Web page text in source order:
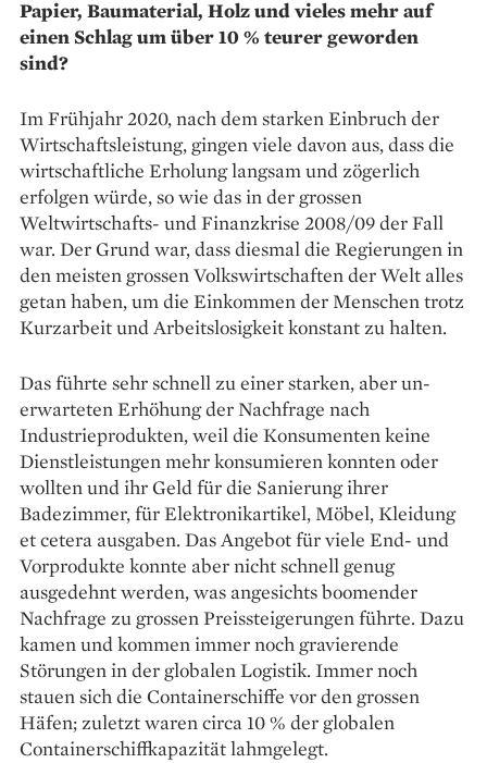
Papier, Baumaterial, Holz und vieles mehr auf
einen Schlag um über 10 % teurer geworden
sind?
Im Frühjahr 2020, nach dem starken Einbruch der
Wirtschaftsleistung, gingen viele davon aus, dass die
wirtschaftliche Erholung langsam und zögerlich
erfolgen würde, so wie das in der grossen
Weltwirtschafts- und Finanzkrise 2008/09 der Fall
war. Der Grund war, dass diesmal die Regierungen in
den meisten grossen Volkswirtschaften der Welt alles
getan haben, um die Einkommen der Menschen trotz
Kurzarbeit und Arbeitslosigkeit konstant zu halten.
Das führte sehr schnell zu einer starken, aber un­
erwarteten Erhöhung der Nachfrage nach
Industrieprodukten, weil die Konsumenten keine
Dienstleistungen mehr konsumieren konnten oder
wollten und ihr Geld für die Sanierung ihrer
Badezimmer, für Elektronik­artikel, Möbel, Kleidung
et cetera ausgaben. Das Angebot für viele End- und
Vorprodukte konnte aber nicht schnell genug
ausgedehnt werden, was angesichts boomender
Nach­frage zu grossen Preissteigerungen führte. Dazu
kamen und kommen immer noch gravierende
Störungen in der globalen Logistik. Immer noch
stauen sich die Containerschiffe vor den grossen
Häfen; zuletzt waren circa 10 % der globalen
Container­schiff­kapazität lahmgelegt.